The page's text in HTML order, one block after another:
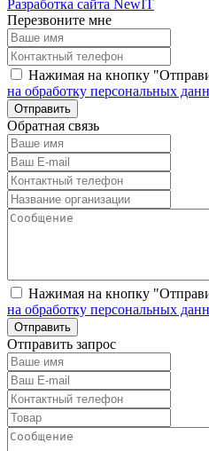
Разработка сайта NewIT
Перезвоните мне
Нажимая на кнопку
на обработку персональных
Обратная связь
Нажимая на кнопку
на обработку персональных
Отправить запрос